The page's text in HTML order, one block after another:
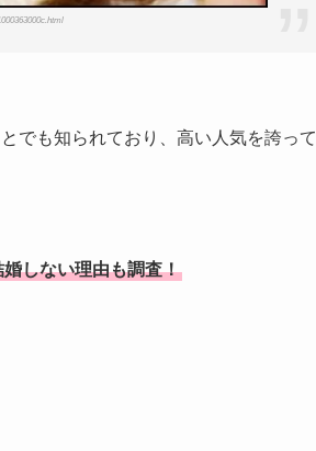
でも知られており、高い人気を誇って
しない理由も調査！